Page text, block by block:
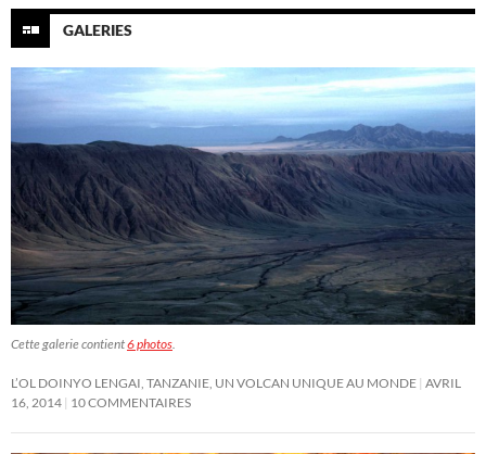
GALERIES
Cette galerie contient6 photos.
L’OL DOINYO LENGAI, TANZANIE, UN VOLCAN UNIQUE AU MONDE AVRIL
16, 2014 10 COMMENTAIRES